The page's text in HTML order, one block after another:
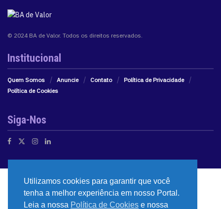
© 2024 BA de Valor. Todos os direitos reservados.
Institucional
Quem Somos Anuncie Contato
Política de Privacidade
Política de Cookies
Siga-Nos
Utilizamos cookies para garantir que você
tenha a melhor experiência em nosso Portal.
Leia a nossa Política de Cookies e nossa